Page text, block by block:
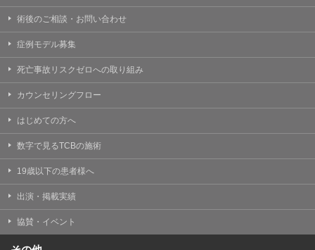
術後のご相談・お問い合わせ
症例モデル募集
死亡事故リスクゼロへの取り組み
カウンセリングフロー
はじめての方へ
数字で見るTCBの施術
19歳以下の患者様へ
出演・掲載実績
協賛・イベント